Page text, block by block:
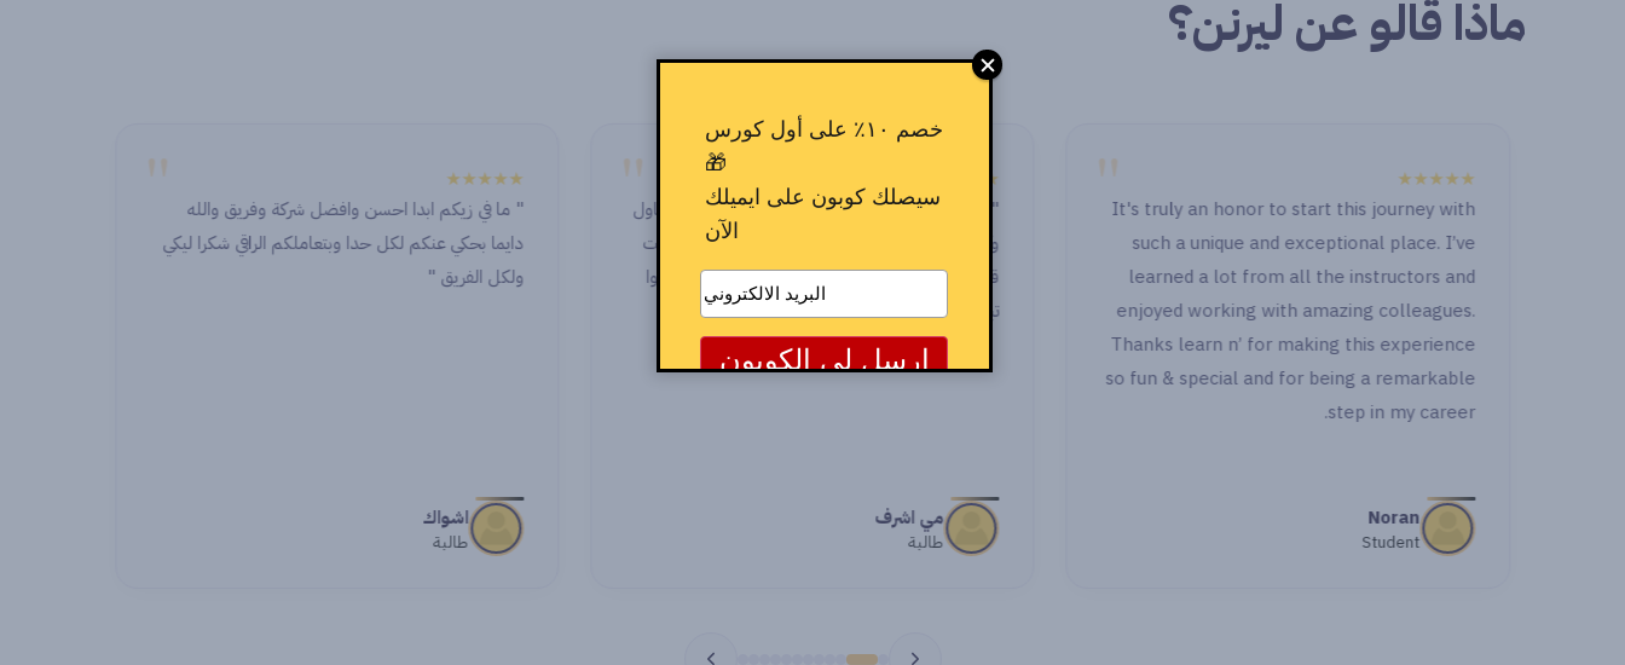
ماذا قالو عن ليرنن؟
"
★★★★★
It's truly an honor to start this journey with
such a unique and exceptional place. I’ve
learned a lot from all the instructors and
enjoyed working with amazing colleagues.
Thanks learn n’ for making this experience
so fun & special and for being a remarkable
step in my career.
Noran
Student
"
★★★★★
" الصراحة الدنيا حلوة جدا حصوصا انكو بتابعوا او باول
وكمان بعد ما خلصت اول جزء وجيت اشتغل ووقفت
قدامي حاجة رجعت اسأل اهتميتوا بالاسئلة وحاولتوا
تبقوا معايا خطوة خطوة بجد شكرا جدا "
مي اشرف
طالبة
"
★★★★★
" ما في زيكم ابدا احسن وافضل شركة وفريق والله
دايما بحكي عنكم لكل حدا وبتعاملكم الراقي شكرا ليكي
ولكل الفريق "
اشواك
طالبة
خصم ١٠٪ على أول كورس
🎁
سيصلك كوبون على ايميلك
الآن